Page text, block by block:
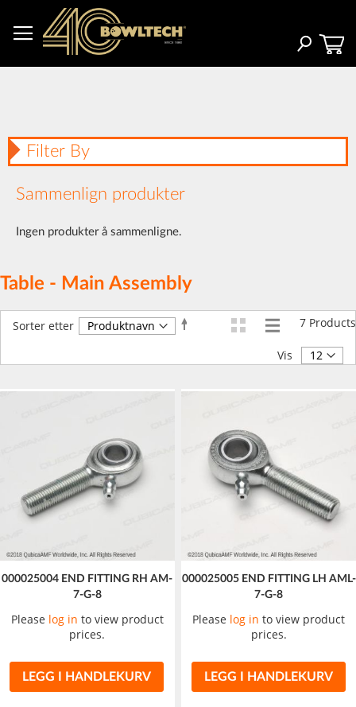
innhold
Søk
Table - Main Assembly
7 Products
Sorter etter
Angi
Vis
000025004 END FITTING RH AM-
7-G-8
Please log in to view product
prices.
LEGG I HANDLEKURV
000025005 END FITTING LH AML-
7-G-8
Please log in to view product
prices.
LEGG I HANDLEKURV
Filter By
Sammenlign produkter
Ingen produkter å sammenligne.